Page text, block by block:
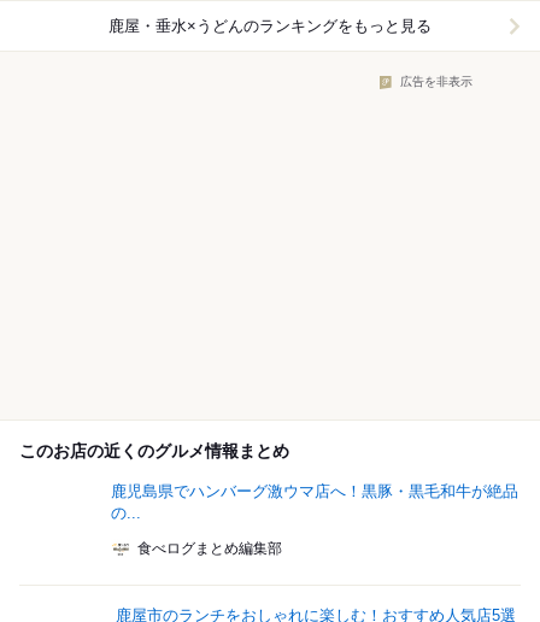
鹿屋・垂水×うどんのランキングをもっと見る
広告を非表示
このお店の近くのグルメ情報まとめ
鹿児島県でハンバーグ激ウマ店へ！黒豚・黒毛和牛が絶品
の...
食べログまとめ編集部
鹿屋市のランチをおしゃれに楽しむ！おすすめ人気店5選